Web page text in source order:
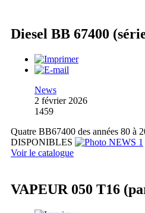
Diesel BB 67400
News
2 février 2026
1459
Quatre BB67400 des années 80 à
DISPONIBLES
Voir le catalogue
VAPEUR 050 T16